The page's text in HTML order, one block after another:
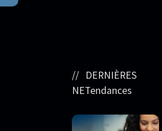
DERNIÈRES
NETendances